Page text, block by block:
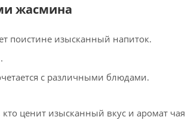
жасмина
поистине изысканный напиток.
с различными блюдами.
ценит изысканный вкус и аромат